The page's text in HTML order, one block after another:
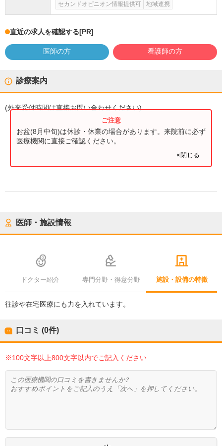
セカンドオピニオン情報提供可
地域連携
直近の求人を確認する[PR]
医師の方 看護師の方
診療案内
(外来受付時間は直接お問い合わせください)
お盆(8月中旬)は休診・休業の場合があります。来院前に必ず
医療機関に直接ご確認ください。
×閉じる
医師・施設情報
ドクター紹介 専門分野・得意分野 施設・設備の特徴
往診や在宅医療にも力を入れています。
口コミ (0件)
※100文字以上800文字以内でご記入ください